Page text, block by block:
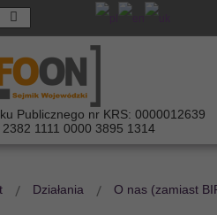
Publicznego nr KRS: 0000012639
1111 0000 3895 1314
Działania O nas (zamiast